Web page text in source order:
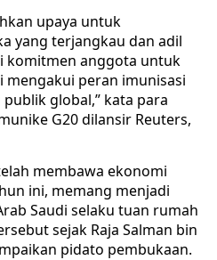
upaya untuk
yang terjangkau dan adil
komitmen anggota untuk
mengakui peran imunisasi
global,” kata para
G20 dilansir Reuters,
membawa ekonomi
ini, memang menjadi
Saudi selaku tuan rumah
sejak Raja Salman bin
pidato pembukaan.